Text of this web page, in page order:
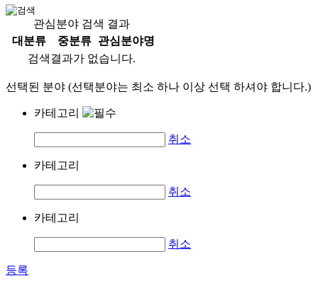
관심분야 검색 결과
대분류
중분류
관심분야명
검색결과가 없습니다.
선택된 분야 (선택분야는 최소 하나 이상 선택 하셔야 합니다.)
카테고리
취소
카테고리
취소
카테고리
취소
등록